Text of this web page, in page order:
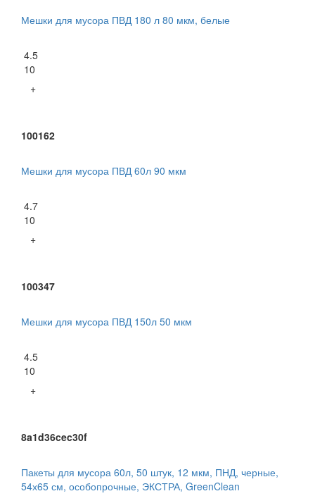
Мешки для мусора ПВД 180 л 80 мкм, белые
4.5
10
+
100162
Мешки для мусора ПВД 60л 90 мкм
4.7
10
+
100347
Мешки для мусора ПВД 150л 50 мкм
4.5
10
+
8a1d36cec30f
Пакеты для мусора 60л, 50 штук, 12 мкм, ПНД, черные,
54х65 см, особопрочные, ЭКСТРА, GreenClean